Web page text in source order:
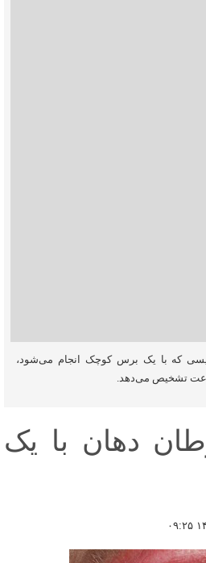
که با یک برس کوچک انجام می‌شود،
تشخیص می‌دهد.
دهان با یک